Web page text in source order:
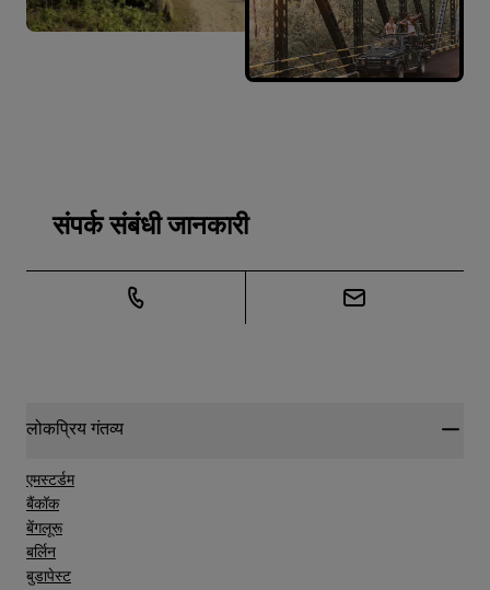
संपर्क संबंधी जानकारी
लोकप्रिय गंतव्य
एमस्टर्डम
बैंकॉक
बेंगलूरू
बर्लिन
बुडापेस्ट